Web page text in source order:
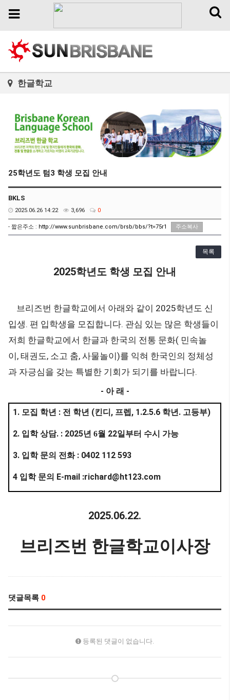
Toggle
Toggle
한글학교
25학년도 텀3 학생 모집 안내
BKLS
2025.06.26 14:22 3,696 0
- 짧은주소 : http://www.sunbrisbane.com/brsb/bbs/?t=75r1 주소복사
목록
2025학년도 학생 모집 안내
브리즈번 한글학교에서 아래와 같이 2025학년도 신
입생. 편 입학생을 모집합니다. 관심 있는 많은 학생들이
저희 한글학교에서 한글과 한국의 전통 문화( 민속놀
이 , 태권도, 소고 춤, 사물놀이 )를 익혀 한국인의 정체성
과 자긍심을 갖는 특별한 기회가 되기를 바랍니다.
- 아 래 -
1. 모집 학년 : 전 학년 (킨디 , 프렙 , 1.2.5.6 학년 . 고등부)
2. 입학 상담. : 2025년 6월 22일부터 수시 가능
3. 입학 문의 전화 : 0402 112 593
4 입학 문의 E-mail :richard@ht123.com
2025.06.22.
브리즈번 한글학교이사장
댓글목록 0
등록된 댓글이 없습니다.